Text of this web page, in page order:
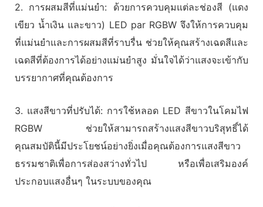
2. การผสมสีที่แม่นยำ: ด้วยการควบคุมแต่ละช่องสี (แดง
เขียว น้ำเงิน และขาว) LED par RGBW จึงให้การควบคุม
ที่แม่นยำและการผสมสีที่ราบรื่น ช่วยให้คุณสร้างเฉดสีและ
เฉดสีที่ต้องการได้อย่างแม่นยำสูง มั่นใจได้ว่าแสงจะเข้ากับ
บรรยากาศที่คุณต้องการ
3. แสงสีขาวที่ปรับได้: การใช้หลอด LED สีขาวในโคมไฟ
RGBW ช่วยให้สามารถสร้างแสงสีขาวบริสุทธิ์ได้
คุณสมบัตินี้มีประโยชน์อย่างยิ่งเมื่อคุณต้องการแสงสีขาว
ธรรมชาติเพื่อการส่องสว่างทั่วไป หรือเพื่อเสริมองค์
ประกอบแสงอื่นๆ ในระบบของคุณ